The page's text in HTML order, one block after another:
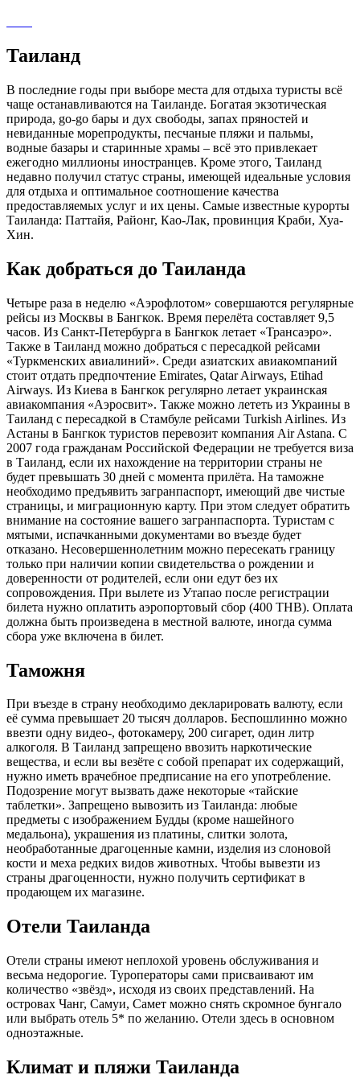
Таиланд
В последние годы при выборе места для отдыха туристы всё
чаще останавливаются на Таиланде. Богатая экзотическая
природа, go-go бары и дух свободы, запах пряностей и
невиданные морепродукты, песчаные пляжи и пальмы,
водные базары и старинные храмы – всё это привлекает
ежегодно миллионы иностранцев. Кроме этого, Таиланд
недавно получил статус страны, имеющей идеальные условия
для отдыха и оптимальное соотношение качества
предоставляемых услуг и их цены. Самые известные курорты
Таиланда: Паттайя, Районг, Као-Лак, провинция Краби, Хуа-
Хин.
Как добраться до Таиланда
Четыре раза в неделю «Аэрофлотом» совершаются регулярные
рейсы из Москвы в Бангкок. Время перелёта составляет 9,5
часов. Из Санкт-Петербурга в Бангкок летает «Трансаэро».
Также в Таиланд можно добраться с пересадкой рейсами
«Туркменских авиалиний». Среди азиатских авиакомпаний
стоит отдать предпочтение Emirates, Qatar Airways, Etihad
Airways. Из Киева в Бангкок регулярно летает украинская
авиакомпания «Аэросвит». Также можно лететь из Украины в
Таиланд с пересадкой в Стамбуле рейсами Turkish Airlines. Из
Астаны в Бангкок туристов перевозит компания Air Astana. С
2007 года гражданам Российской Федерации не требуется виза
в Таиланд, если их нахождение на территории страны не
будет превышать 30 дней с момента прилёта. На таможне
необходимо предъявить загранпаспорт, имеющий две чистые
страницы, и миграционную карту. При этом следует обратить
внимание на состояние вашего загранпаспорта. Туристам с
мятыми, испачканными документами во въезде будет
отказано. Несовершеннолетним можно пересекать границу
только при наличии копии свидетельства о рождении и
доверенности от родителей, если они едут без их
сопровождения. При вылете из Утапао после регистрации
билета нужно оплатить аэропортовый сбор (400 ТНВ). Оплата
должна быть произведена в местной валюте, иногда сумма
сбора уже включена в билет.
Таможня
При въезде в страну необходимо декларировать валюту, если
её сумма превышает 20 тысяч долларов. Беспошлинно можно
ввезти одну видео-, фотокамеру, 200 сигарет, один литр
алкоголя. В Таиланд запрещено ввозить наркотические
вещества, и если вы везёте с собой препарат их содержащий,
нужно иметь врачебное предписание на его употребление.
Подозрение могут вызвать даже некоторые «тайские
таблетки». Запрещено вывозить из Таиланда: любые
предметы с изображением Будды (кроме нашейного
медальона), украшения из платины, слитки золота,
необработанные драгоценные камни, изделия из слоновой
кости и меха редких видов животных. Чтобы вывезти из
страны драгоценности, нужно получить сертификат в
продающем их магазине.
Отели Таиланда
Отели страны имеют неплохой уровень обслуживания и
весьма недорогие. Туроператоры сами присваивают им
количество «звёзд», исходя из своих представлений. На
островах Чанг, Самуи, Самет можно снять скромное бунгало
или выбрать отель 5* по желанию. Отели здесь в основном
одноэтажные.
Климат и пляжи Таиланда